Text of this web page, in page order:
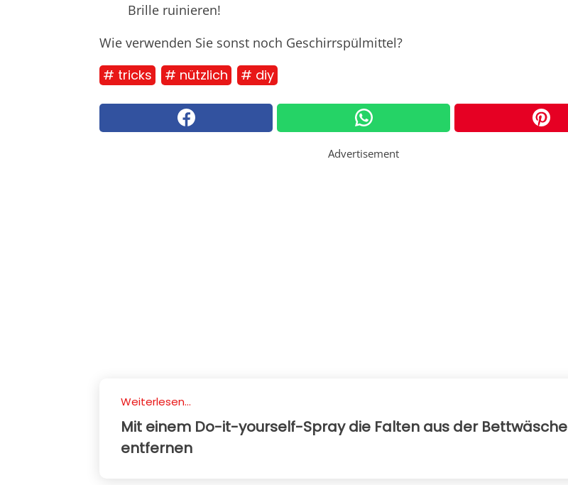
Brille ruinieren!
Wie verwenden Sie sonst noch Geschirrspülmittel?
# tricks # nützlich # diy
Advertisement
Weiterlesen...
Mit einem Do-it-yourself-Spray die Falten aus der Bettwäsche
entfernen